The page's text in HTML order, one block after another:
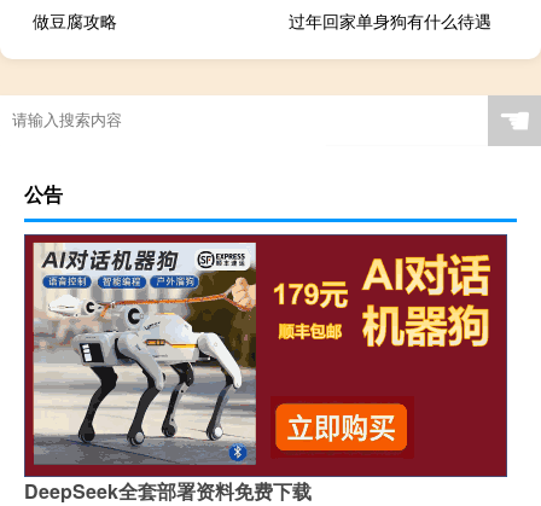
做豆腐攻略
过年回家单身狗有什么待遇
☚
公告
DeepSeek全套部署资料免费下载